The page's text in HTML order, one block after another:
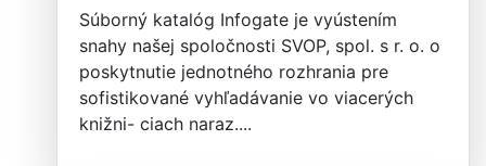
Súborný katalóg Infogate je vyústením
snahy našej spoločnosti SVOP, spol. s r. o. o
poskytnutie jednotného rozhrania pre
sofistikované vyhľadávanie vo viacerých
knižni- ciach naraz....